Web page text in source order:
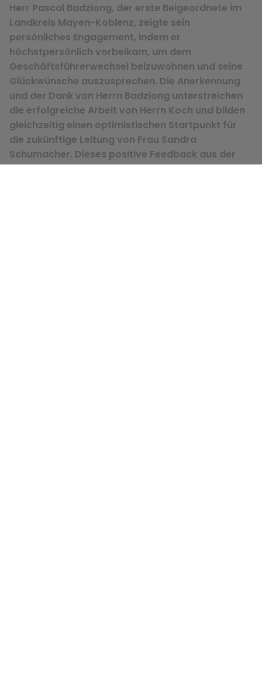
Herr Pascal Badziong, der erste Beigeordnete im
Landkreis Mayen-Koblenz, zeigte sein
persönliches Engagement, indem er
höchstpersönlich vorbeikam, um dem
Geschäftsführerwechsel beizuwohnen und seine
Glückwünsche auszusprechen. Die Anerkennung
und der Dank von Herrn Badziong unterstreichen
die erfolgreiche Arbeit von Herrn Koch und bilden
gleichzeitig einen optimistischen Startpunkt für
die zukünftige Leitung von Frau Sandra
Schumacher. Dieses positive Feedback aus der
lokalen Verwaltung unterstreicht die Bedeutung